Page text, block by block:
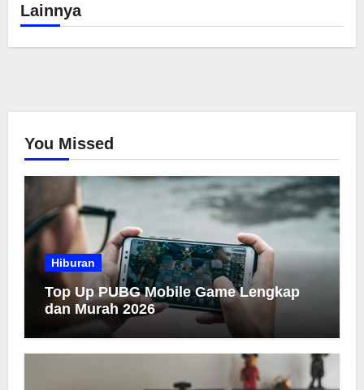
Lainnya
You Missed
Hiburan
Top Up PUBG Mobile Game Lengkap
dan Murah 2026